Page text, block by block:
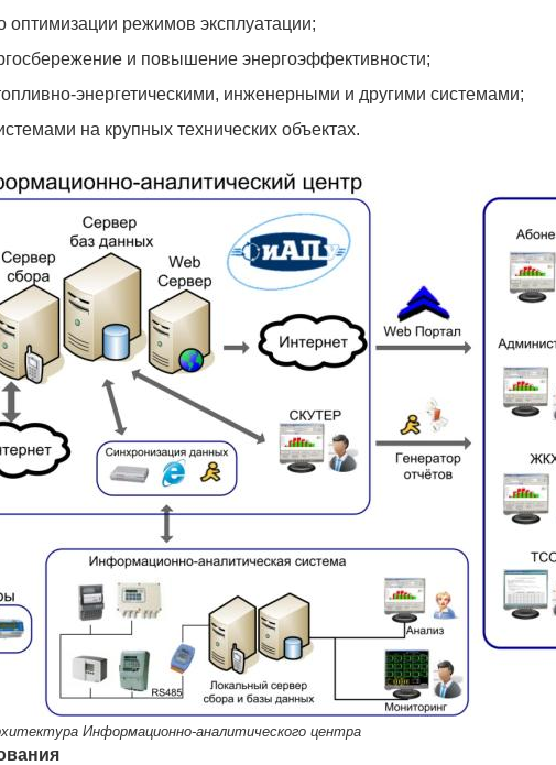
оптимизации режимов эксплуатации;
и повышение энергоэффективности;
энергетическими, инженерными и другими системами;
на крупных технических объектах.
Информационно-аналитического центра